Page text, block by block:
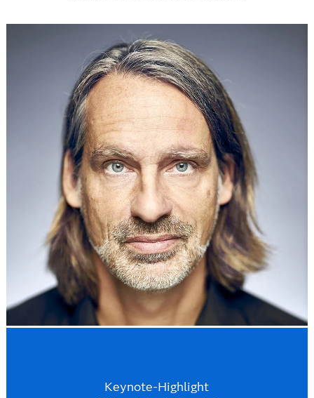
Keynote-Highlight